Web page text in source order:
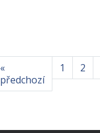
«
předchozí
1 2